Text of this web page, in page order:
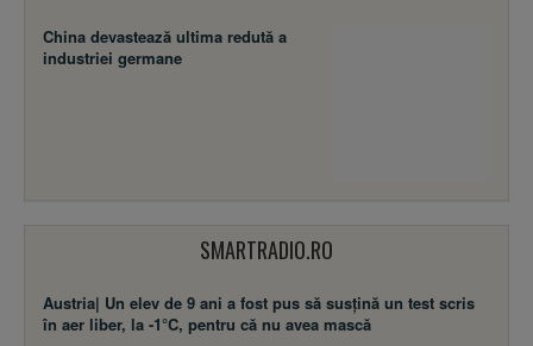
China devastează ultima redută a
industriei germane
SMARTRADIO.RO
Austria| Un elev de 9 ani a fost pus să susţină un test scris
în aer liber, la -1°C, pentru că nu avea mască